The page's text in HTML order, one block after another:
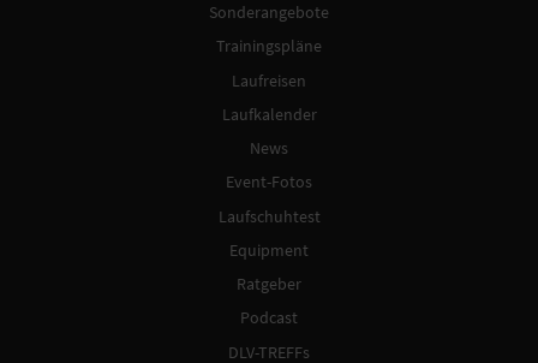
Sonderangebote
Trainingspläne
Laufreisen
Laufkalender
News
Event-Fotos
Laufschuhtest
Equipment
Ratgeber
Podcast
DLV-TREFFs